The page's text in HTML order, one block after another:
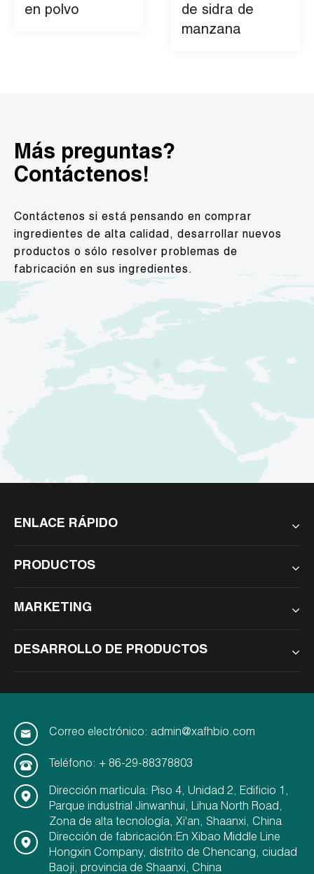
en polvo
de sidra de
manzana
Más preguntas?
Contáctenos!
Contáctenos si está pensando en comprar
ingredientes de alta calidad, desarrollar nuevos
productos o sólo resolver problemas de
fabricación en sus ingredientes.
ENLACE RÁPIDO
PRODUCTOS
MARKETING
DESARROLLO DE PRODUCTOS
Correo electrónico: admin@xafhbio.com
Teléfono: + 86-29-88378803
Dirección marticula: Piso 4, Unidad 2, Edificio 1,
Parque industrial Jinwanhui, Lihua North Road,
Zona de alta tecnología, Xi'an, Shaanxi, China
Dirección de fabricación:En Xibao Middle Line
Hongxin Company, distrito de Chencang, ciudad
Baoji, provincia de Shaanxi, China